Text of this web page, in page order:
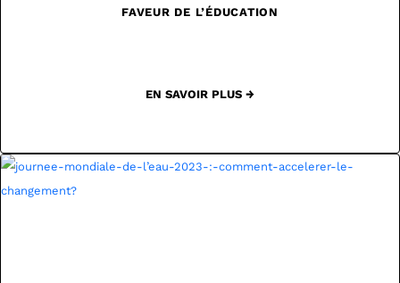
FAVEUR DE L’ÉDUCATION
EN SAVOIR PLUS →